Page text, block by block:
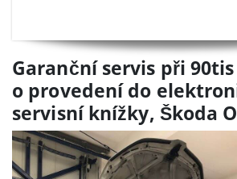
Garanční servis při
o provedení do
servisní knížky, Škoda